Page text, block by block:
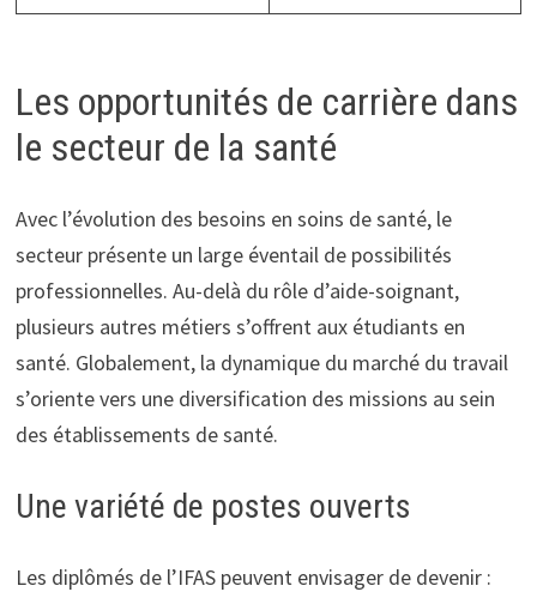
Les opportunités de carrière dans
le secteur de la santé
Avec l’évolution des besoins en soins de santé, le
secteur présente un large éventail de possibilités
professionnelles. Au-delà du rôle d’aide-soignant,
plusieurs autres métiers s’offrent aux étudiants en
santé. Globalement, la dynamique du marché du travail
s’oriente vers une diversification des missions au sein
des établissements de santé.
Une variété de postes ouverts
Les diplômés de l’IFAS peuvent envisager de devenir :